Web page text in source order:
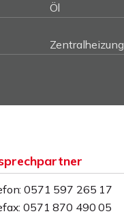
Öl
Zentralheizung
0571 597 265 17
0571 870 490 05